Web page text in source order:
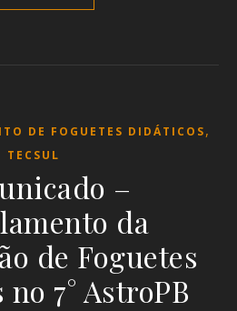
DE FOGUETES DIDÁTICOS,
TECSUL
–
da
de Foguetes
7° AstroPB